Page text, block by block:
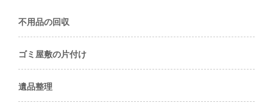
不用品の回収
ゴミ屋敷の片付け
遺品整理